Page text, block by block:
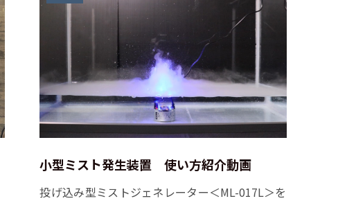
小型ミスト発生装置 使い方紹介動画
投げ込み型ミストジェネレーター＜ML-017L＞を